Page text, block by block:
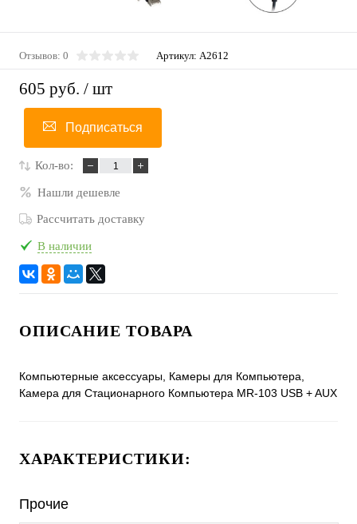
Отзывов: 0 Артикул: A2612
605 руб. / шт
Подписаться
Кол-во:
Нашли дешевле
Рассчитать доставку
В наличии
ОПИСАНИЕ ТОВАРА
Компьютерные аксессуары, Камеры для Компьютера,
Камера для Стационарного Компьютера MR-103 USB + AUX
ХАРАКТЕРИСТИКИ:
Прочие